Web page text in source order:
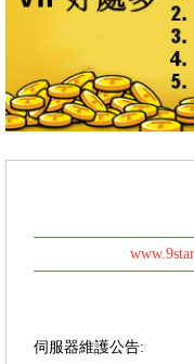
伺服器維護公告: